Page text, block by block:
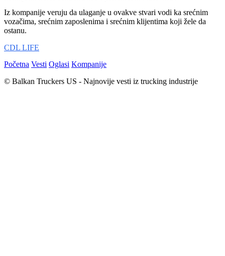
Iz kompanije veruju da ulaganje u ovakve stvari vodi ka srećnim
vozačima, srećnim zaposlenima i srećnim klijentima koji žele da
ostanu.
CDL LIFE
Početna Vesti Oglasi Kompanije
© Balkan Truckers US - Najnovije vesti iz trucking industrije